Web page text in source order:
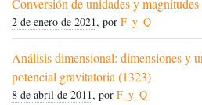
Conversión de unidades y
2 de enero de 2021, por F_y_Q
Análisis dimensional: dimensiones y
potencial gravitatoria (1323)
8 de abril de 2011, por F_y_Q